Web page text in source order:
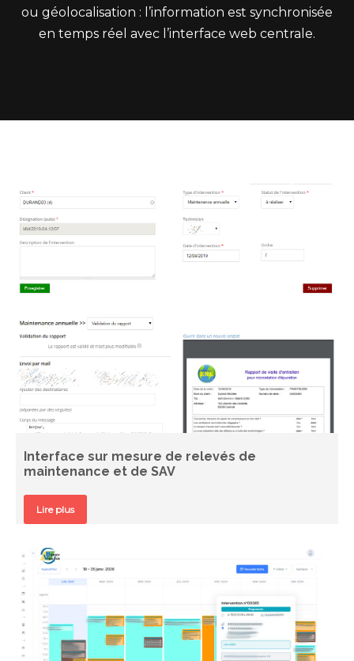
ou géolocalisation : l’information est synchronisée
en temps réel avec l’interface web centrale.
Interface sur mesure de relevés de
maintenance et de SAV
Lire plus